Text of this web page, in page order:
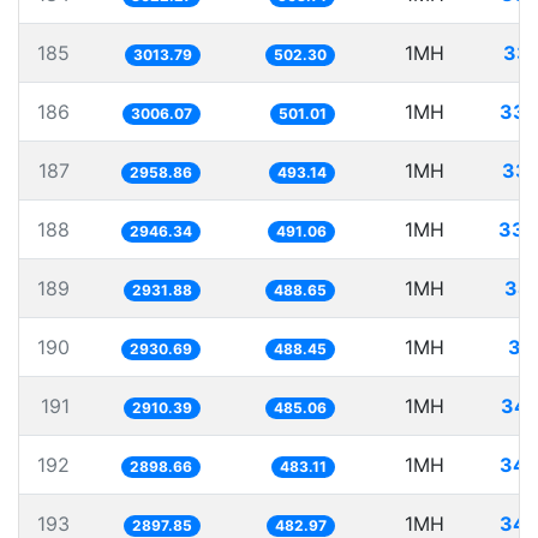
185 3013.79 502.30 1MH
186 3006.07 501.01 1MH
187 2958.86 493.14 1MH
188 2946.34 491.06 1MH
189 2931.88 488.65 1MH
190 2930.69 488.45 1MH
191 2910.39 485.06 1MH
192 2898.66 483.11 1MH
193 2897.85 482.97 1MH